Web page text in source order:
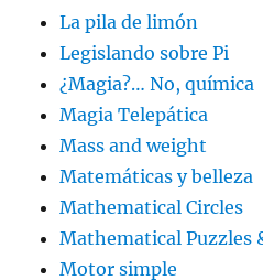
La pila de limón
Legislando sobre Pi
¿Magia?… No, química
Magia Telepática
Mass and weight
Matemáticas y belleza
Mathematical Circles
Mathematical Puzzles
Motor simple